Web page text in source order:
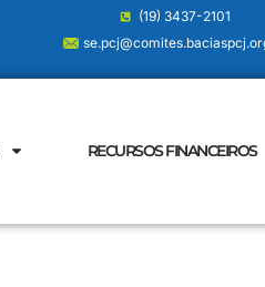
(19) 3437-2101
RECURSOS FINANCEIROS